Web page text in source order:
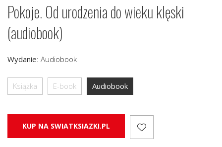
Pokoje. Od urodzenia do wieku klęski
(audiobook)
Wydanie: Audiobook
Książka E-book Audiobook
KUP NA SWIATKSIAZKI.PL